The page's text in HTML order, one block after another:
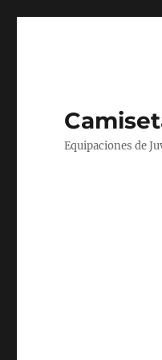
Equipaciones de